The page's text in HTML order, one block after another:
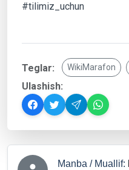
#tilimiz_uchun
Teglar: WikiMarafon
Ulashish:
Manba / Muallif: